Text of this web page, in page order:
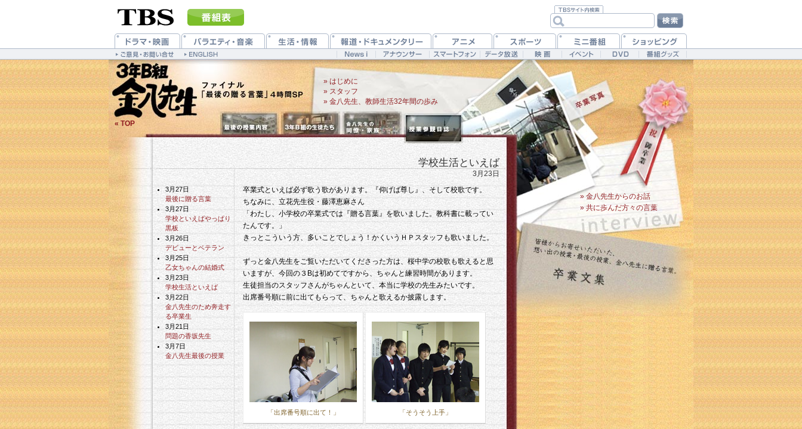
« TOP
» はじめに
» スタッフ
» 金八先生、教師生活32年間の歩み
学校生活といえば
3月23日
3月27日
最後に贈る言葉
3月27日
学校といえばやっぱり
黒板
3月26日
デビューとベテラン
3月25日
乙女ちゃんの結婚式
3月23日
学校生活といえば
3月22日
金八先生のため奔走す
る卒業生
3月21日
問題の香坂先生
3月7日
金八先生最後の授業
卒業式といえば必ず歌う歌があります。『仰げば尊し』、そして校歌です。
ちなみに、立花先生役・藤澤恵麻さん
「わたし、小学校の卒業式では『贈る言葉』を歌いました。教科書に載ってい
たんです。」
きっとこういう方、多いことでしょう！かくいうＨＰスタッフも歌いました。
ずっと金八先生をご覧いただいてくださった方は、桜中学の校歌も歌えると思
いますが、今回の３Bは初めてですから、ちゃんと練習時間があります。
生徒担当のスタッフさんがちゃんといて、本当に学校の先生みたいです。
出席番号順に前に出てもらって、ちゃんと歌えるか披露します。
「出席番号順に出て！」 「そうそう上手」
» 金八先生からのお話
» 共に歩んだ方々の言葉